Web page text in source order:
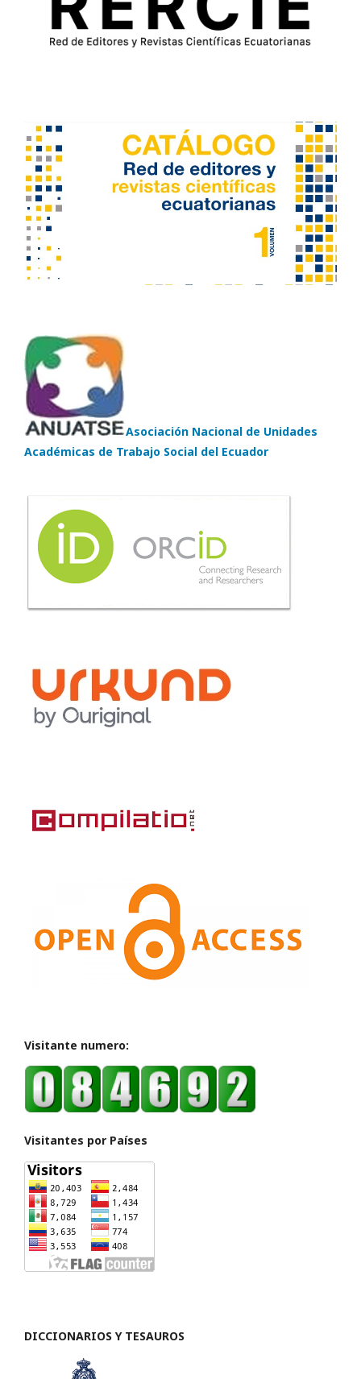
Asociación Nacional de Unidades
Académicas de Trabajo Social del Ecuador
Visitante numero:
Visitantes por Países
DICCIONARIOS Y TESAUROS